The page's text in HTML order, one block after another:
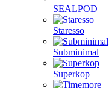
SEALPOD
Staresso
Subminimal
Superkop